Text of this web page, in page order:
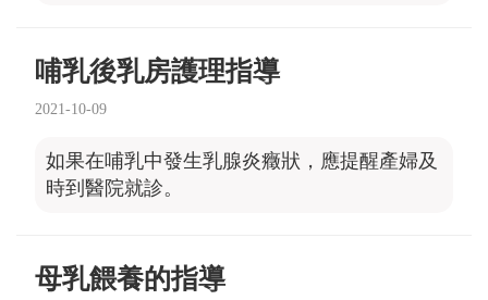
哺乳後乳房護理指導
2021-10-09
如果在哺乳中發生乳腺炎癥狀，應提醒產婦及
時到醫院就診。
母乳餵養的指導